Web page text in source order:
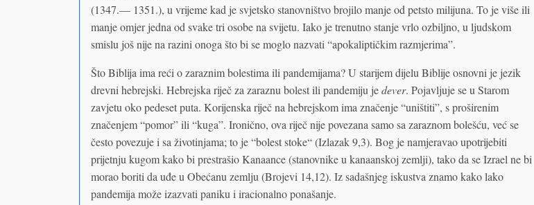
(1347.— 1351.), u vrijeme kad je svjetsko stanovništvo brojilo manje od petsto milijuna. To je više ili
manje omjer jedna od svake tri osobe na svijetu. Iako je trenutno stanje vrlo ozbiljno, u ljudskom
smislu još nije na razini onoga što bi se moglo nazvati “apokaliptičkim razmjerima”.
Što Biblija ima reći o zaraznim bolestima ili pandemijama? U starijem dijelu Biblije osnovni je jezik
drevni hebrejski. Hebrejska riječ za zaraznu bolest ili pandemiju jedever. Pojavljuje se u Starom
zavjetu oko pedeset puta. Korijenska riječ na hebrejskom ima značenje “uništiti”, s proširenim
značenjem “pomor” ili “kuga”. Ironično, ova riječ nije povezana samo sa zaraznom bolešću, već se
često povezuje i sa životinjama; to je “bolest stoke“ (Izlazak 9,3). Bog je namjeravao upotrijebiti
prijetnju kugom kako bi prestrašio Kanaance (stanovnike u kanaanskoj zemlji), tako da se Izrael ne bi
morao boriti da uđe u Obećanu zemlju (Brojevi 14,12). Iz sadašnjeg iskustva znamo kako lako
pandemija može izazvati paniku i iracionalno ponašanje.